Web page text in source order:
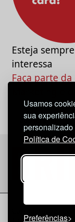
Usamos
sua
Política de
Preferências
Esteja
interessa
Faça parte